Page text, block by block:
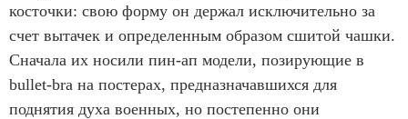
косточки: свою форму он держал исключительно за
счет вытачек и определенным образом сшитой чашки.
Сначала их носили пин-ап модели, позирующие в
bullet-bra на постерах, предназначавшихся для
поднятия духа военных, но постепенно они